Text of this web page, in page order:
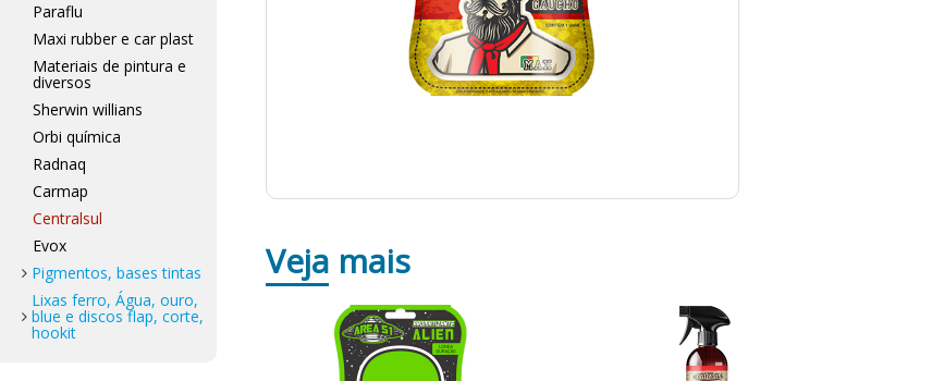
Paraflu
Maxi rubber e car plast
Materiais de pintura e
diversos
Sherwin willians
Orbi química
Radnaq
Carmap
Centralsul
Evox
Pigmentos, bases tintas
Lixas ferro, Água, ouro,
blue e discos flap, corte,
hookit
Veja mais